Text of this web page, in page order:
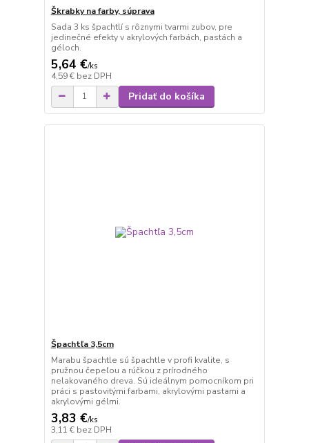
Škrabky na farby, súprava
Sada 3 ks špachtlí s rôznymi tvarmi zubov, pre
jedinečné efekty v akrylových farbách, pastách a
géloch.
5,64 €/ks
4,59 € bez DPH
Pridať do košíka
Špachtľa 3,5cm
Marabu špachtle sú špachtle v profi kvalite, s
pružnou čepeľou a rúčkou z prírodného
nelakovaného dreva. Sú ideálnym pomocníkom pri
práci s pastovitými farbami, akrylovými pastami a
akrylovými gélmi.
3,83 €/ks
3,11 € bez DPH